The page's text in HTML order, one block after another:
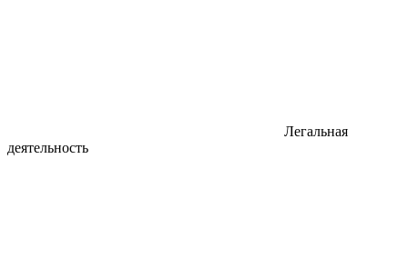
Легальная
деятельность